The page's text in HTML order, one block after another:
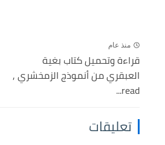
منذ عام
قراءة وتحميل كتاب بغية
العبقري من أنموذج الزمخشري ,
read...
تعليقات